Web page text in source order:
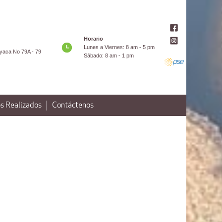
No 79A - 79
Horario
Lunes a Viernes: 8 am - 5 pm
Sábado: 8 am - 1 pm
Realizados Contáctenos